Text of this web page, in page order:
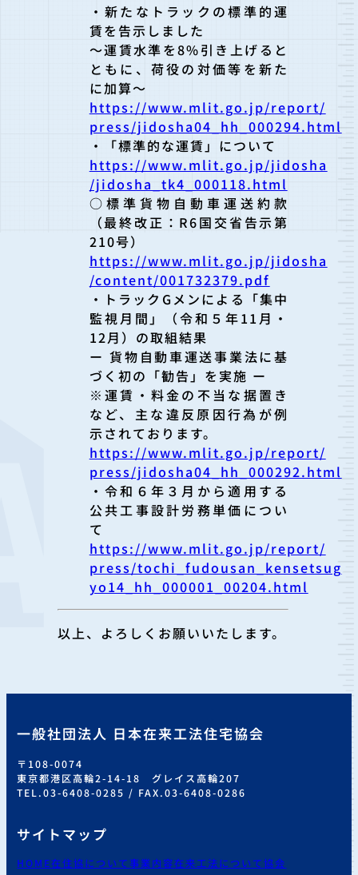
・新たなトラックの標準的運
賃を告示しました
～運賃水準を8%引き上げると
ともに、荷役の対価等を新た
に加算～
https://www.mlit.go.jp/report/
press/jidosha04_hh_000294.html
・「標準的な運賃」について
https://www.mlit.go.jp/jidosha
/jidosha_tk4_000118.html
○標準貨物自動車運送約款
（最終改正：R6国交省告示第
210号）
https://www.mlit.go.jp/jidosha
/content/001732379.pdf
・トラックGメンによる「集中
監視月間」（令和５年11月・
12月 ）の取組結果
ー 貨物自動車運送事業法に基
づく初の「勧告」を実施 ー
※運賃・料金の不当な据置き
など、主な違反原因行為が例
示されております。
https://www.mlit.go.jp/report/
press/jidosha04_hh_000292.html
・令和６年３月から適用する
公共工事設計労務単価につい
て
https://www.mlit.go.jp/report/
press/tochi_fudousan_kensetsug
yo14_hh_000001_00204.html
以上、よろしくお願いいたします。
一般社団法人 日本在来工法住宅協会
〒108-0074
東京都港区高輪2-14-18 グレイス高輪207
TEL.03-6408-0285 / FAX.03-6408-0286
サイトマップ
HOME在住協について事業内容在来工法について協会